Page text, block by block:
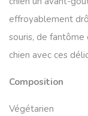
effroyablement
souris, de
chien avec ces
Composition
Végétarien